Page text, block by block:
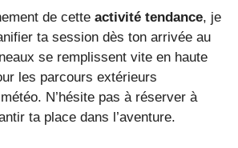
de cette activité tendance, je
ta session dès ton arrivée au
se remplissent vite en haute
les parcours extérieurs
N’hésite pas à réserver à
ta place dans l’aventure.